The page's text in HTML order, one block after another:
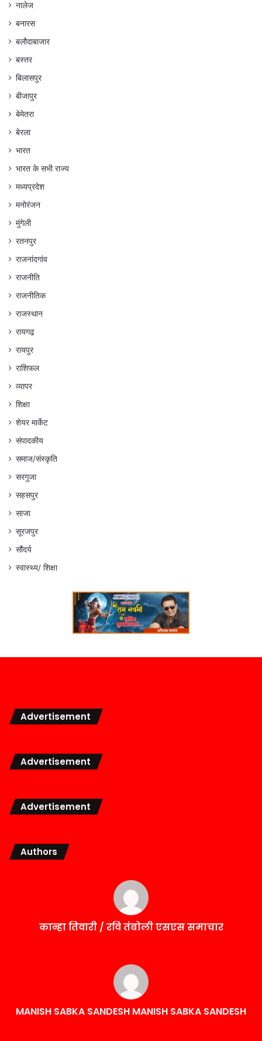
नालेज
बनारस
बलौदाबाजार
बस्तर
बिलासपुर
बीजापुर
बेमेतरा
बेरला
भारत
भारत के सभी राज्य
मध्यप्रदेश
मनोरंजन
मुंगेली
रतनपुर
राजनांदगांव
राजनीति
राजनीतिक
राजस्थान
रायगढ़
रायपुर
राशिफल
व्यापर
शिक्षा
शेयर मार्केट
संपादकीय
समाज/संस्कृति
सरगुजा
सहसपुर
साजा
सूरजपुर
सौंदर्य
स्वास्थ्य/ शिक्षा
Advertisement
Advertisement
Advertisement
Authors
कान्हा तिवारी / रवि तंबोली एसएस समाचार
MANISH SABKA SANDESH MANISH SABKA SANDESH